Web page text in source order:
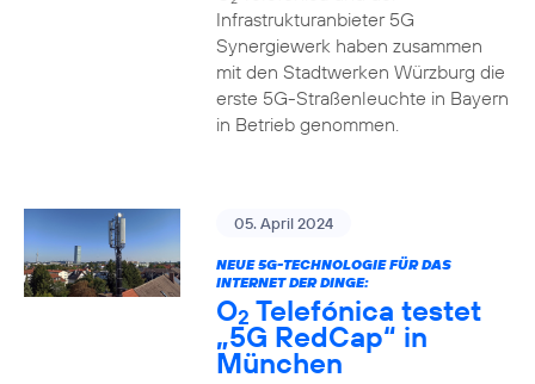
Infrastrukturanbieter 5G
Synergiewerk haben zusammen
mit den Stadtwerken Würzburg die
erste 5G-Straßenleuchte in Bayern
in Betrieb genommen.
05. April 2024
NEUE 5G-TECHNOLOGIE FÜR DAS
INTERNET DER DINGE:
O2 Telefónica testet
„5G RedCap“ in
München